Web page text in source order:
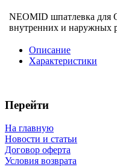
NEOMID шпатлевка для
внутренних и наружных
Описание
Характеристики
Перейти
На главную
Новости и статьи
Договор оферта
Условия возврата